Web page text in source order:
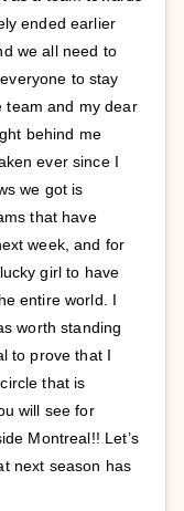
ended earlier
we all need to
to stay
team and my dear
behind me
ever since I
we got is
that have
week, and for
girl to have
entire world. I
worth standing
to prove that I
that is
will see for
Montreal!! Let’s
next season has